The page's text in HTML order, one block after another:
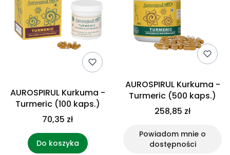
AUROSPIRUL Kurkuma -
Turmeric (100 kaps.)
70,35 zł
Do koszyka
AUROSPIRUL Kurkuma -
Turmeric (500 kaps.)
258,85 zł
Powiadom mnie o
dostępności